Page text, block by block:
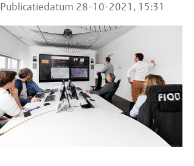
Publicatiedatum 28-10-2021, 15:31